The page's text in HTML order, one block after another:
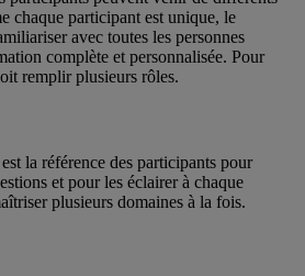
chaque participant est unique, le
avec toutes les personnes
complète et personnalisée. Pour
remplir plusieurs rôles.
la référence des participants pour
et pour les éclairer à chaque
plusieurs domaines à la fois.